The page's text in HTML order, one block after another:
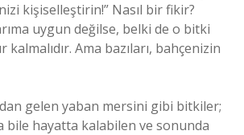
kişiselleştirin!” Nasıl bir fikir?
uygun değilse, belki de o bitki
kalmalıdır. Ama bazıları, bahçenizin
gelen yaban mersini gibi bitkiler;
bile hayatta kalabilen ve sonunda